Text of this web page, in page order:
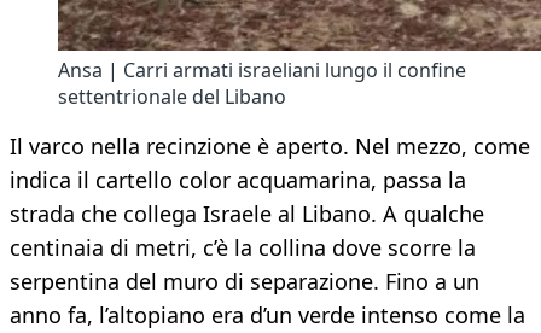
Ansa | Carri armati israeliani lungo il confine
settentrionale del Libano
Il varco nella recinzione è aperto. Nel mezzo, come
indica il cartello color acquamarina, passa la
strada che collega Israele al Libano. A qualche
centinaia di metri, c’è la collina dove scorre la
serpentina del muro di separazione. Fino a un
anno fa, l’altopiano era d’un verde intenso come la